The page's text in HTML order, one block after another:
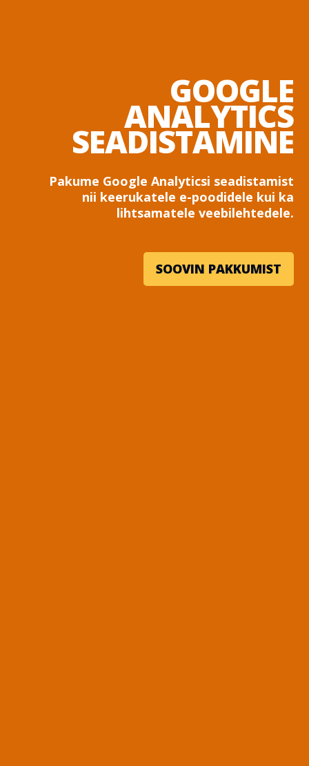
GOOGLE
ANALYTICS
SEADISTAMINE
Pakume Google Analyticsi seadistamist
nii keerukatele e-poodidele kui ka
lihtsamatele veebilehtedele.
SOOVIN PAKKUMIST